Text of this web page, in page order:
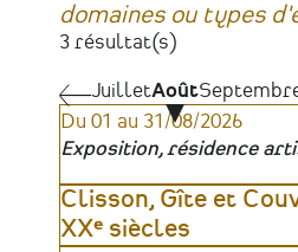
domaines ou types
3 résultat(s)
Pagination
JuilletJuilletAoût
Du 01 au 31/08/2026
Exposition, résidence
Clisson, Gîte et
XXᵉ siècles